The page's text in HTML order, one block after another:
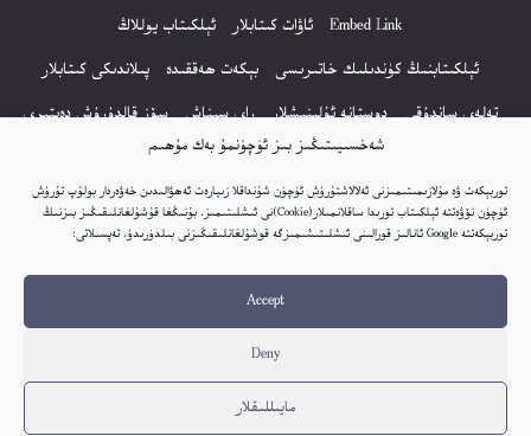
شەخسىيىتىڭىز بىز ئۈچۈنمۇ بەك مۇھىم
توربېكەت ۋە مۇلازىمىتىمىزنى ئەلالاشتۇرۇش ئۈچۈن شۇنداقلا زىيارەت ئەھۋالىدىن خەۋەردار بولۇپ تۇرۇش
ئۈچۈن نۆۋەتتە ئېلكىتاب تورىدا ساقلانمىلار(Cookie)نى ئىشلىتىمىز. بۇنىڭغا قۇشۇلغانلىقىڭىز بىزنىڭ
توربېكەتتە Google ئانالىز قورالىنى ئىشلىتىشىمىزگە قوشۇلغانلىقىڭىزنى بىلدۈرىدۇ. تەپسىلاتى:
Accept
Deny
مايىللىقلار
Embed Link ئاۋات كىتابلار
ئېلكىتاب يوللاڭ
ئېلكىتابنىڭ كۈندىلىك خاتىرىسى
بېكەت ھەققىدە
پىلاندىكى كىتابلار
تەلەي ساندۇقى
دوستانە ئۇلىنىشلار راي سىناش
سۆز قالدۇرۇش دەپتىرى
كۆپ سورالغان سۇئاللار
كىتاب تىزىملىكى
مەخپىيەتلىك باياناتى
نەشىر ھوقۇقى باياناتى
© 2017-2026 تور بېكەتنىڭ بارلىق ھوقۇقى ئېلكىتاب تورى غا مەنسۇپ.
ھەر كۈنى يېڭى كىتابلار قوشۇلىۋاتىدۇ...